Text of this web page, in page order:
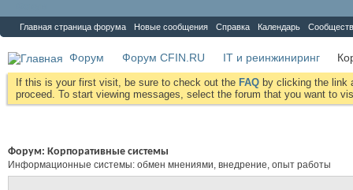
Главная страница форума Новые сообщения Справка Календарь
Форум Форум CFIN.RU IT и реинжиниринг
If this is your first visit, be sure to check out the FAQ by clicking the link
proceed. To start viewing messages, select the forum that you want to
Форум: Корпоративные системы
Информационные системы: обмен мнениями, внедрение, опыт работы